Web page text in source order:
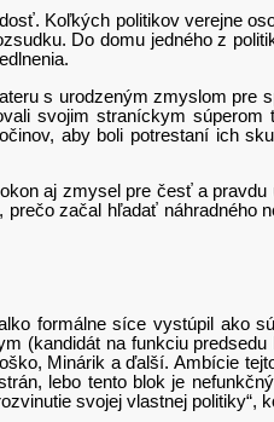
politikov verejne
Do domu jedného z
urodzeným zmyslom pre
svojim straníckym
aby boli potrestaní ich
zmysel pre česť a pravdu
začal hľadať
síce vystúpil ako
(kandidát na funkciu
Minárik a ďalší. Ambície
lebo tento blok je
svojej vlastnej